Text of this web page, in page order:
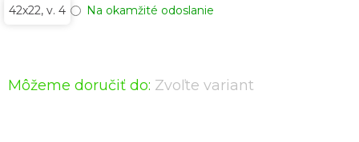
42x22, v. 4 Na okamžité odoslanie
Môžeme doručiť do: Zvoľte variant